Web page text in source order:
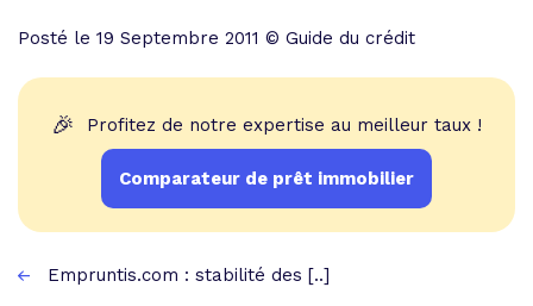
Posté le 19 Septembre 2011 © Guide du crédit
🎉 Profitez de notre expertise au meilleur taux !
Comparateur de prêt immobilier
Empruntis.com : stabilité des [..]